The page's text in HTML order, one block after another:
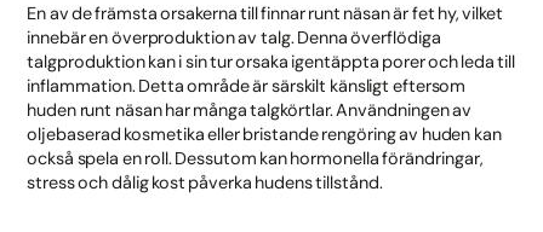
En av de främsta orsakerna till finnar runt näsan är fet hy, vilket
innebär en överproduktion av talg. Denna överflödiga
talgproduktion kan i sin tur orsaka igentäppta porer och leda till
inflammation. Detta område är särskilt känsligt eftersom
huden runt näsan har många talgkörtlar. Användningen av
oljebaserad kosmetika eller bristande rengöring av huden kan
också spela en roll. Dessutom kan hormonella förändringar,
stress och dålig kost påverka hudens tillstånd.